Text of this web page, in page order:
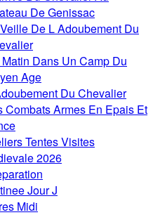
De Genissac
De L Adoubement Du
Dans Un Camp Du
Age
Du Chevalier
Combats Armes En Epais Et
Tentes Visites
2026
Jour J
Midi